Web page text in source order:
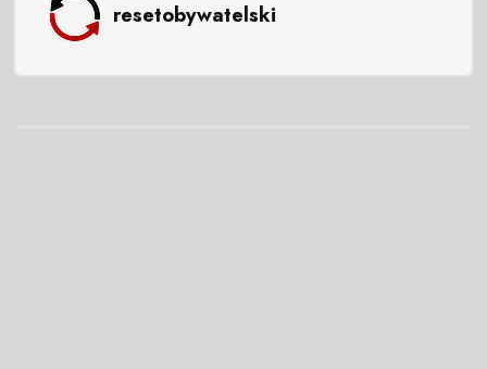
resetobywatelski